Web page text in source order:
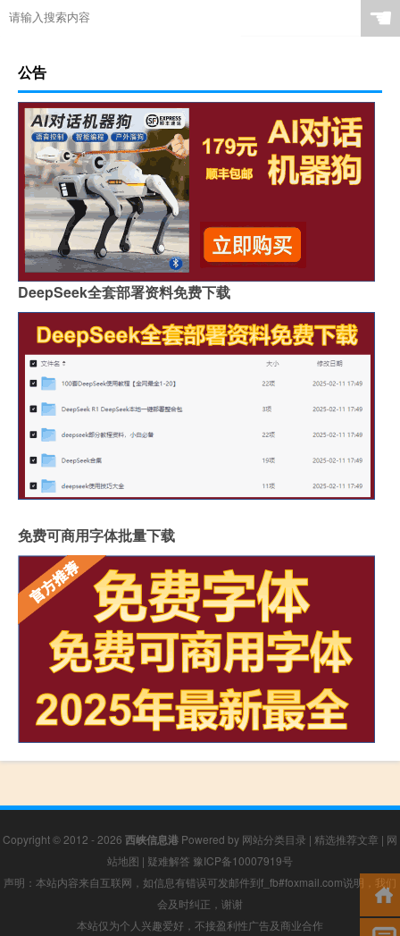
☚
公告
DeepSeek全套部署资料免费下载
免费可商用字体批量下载
Copyright © 2012 - 2026 西峡信息港 Powered by 网站分类目录 | 精选推荐文章 | 网
站地图 | 疑难解答 豫ICP备10007919号
声明：本站内容来自互联网，如信息有错误可发邮件到f_fb#foxmail.com说明，我们
会及时纠正，谢谢
本站仅为个人兴趣爱好，不接盈利性广告及商业合作